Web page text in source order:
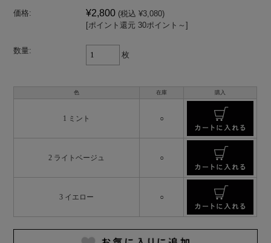
価格: ¥2,800 (税込 ¥3,080)
[ポイント還元 30ポイント～]
数量: 枚
色 在庫 購入
1 ミント ○
2 ライトベージュ ○
3 イエロー ○